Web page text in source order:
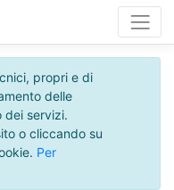
propri e di
delle
dei servizi.
o cliccando su
Per